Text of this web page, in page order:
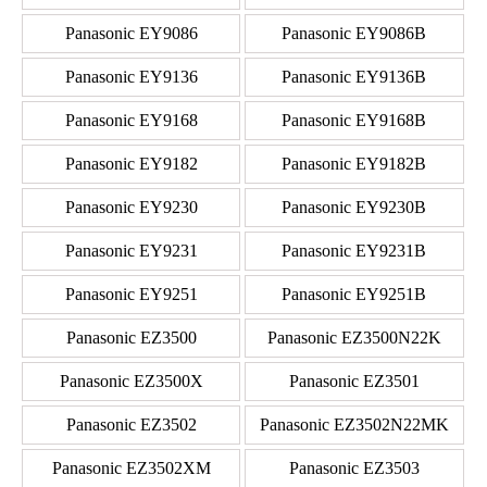
Panasonic EY9086 Panasonic EY9086B
Panasonic EY9136 Panasonic EY9136B
Panasonic EY9168 Panasonic EY9168B
Panasonic EY9182 Panasonic EY9182B
Panasonic EY9230 Panasonic EY9230B
Panasonic EY9231 Panasonic EY9231B
Panasonic EY9251 Panasonic EY9251B
Panasonic EZ3500 Panasonic EZ3500N22K
Panasonic EZ3500X Panasonic EZ3501
Panasonic EZ3502 Panasonic EZ3502N22MK
Panasonic EZ3502XM Panasonic EZ3503